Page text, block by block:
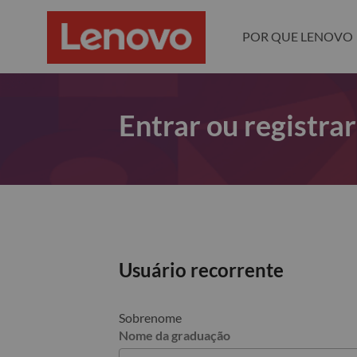
POR QUE LENOVO
Entrar ou
Usuário recorrente
Sobrenome
Nome da graduação